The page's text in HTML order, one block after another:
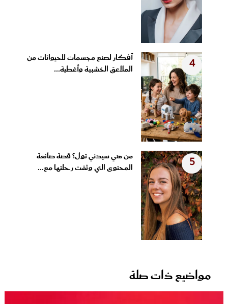
4
أفكار لصنع مجسمات للحيوانات من
الملاعق الخشبية وأغطية...
5
من هي سيدني تول؟ قصة صانعة
المحتوى التي وثقت رحلتها مع...
مواضيع ذات صلة